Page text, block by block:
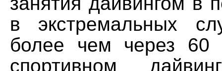
в экстремальных
более чем через
спортивном